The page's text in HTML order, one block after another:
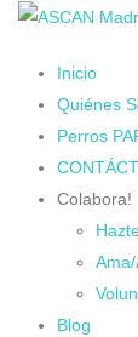
Inicio
Quiénes
Perros
Colabora!
Blog